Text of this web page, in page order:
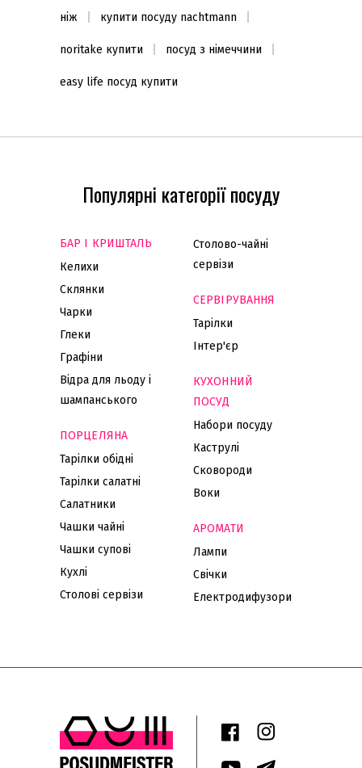
ніж купити посуду nachtmann
noritake купити посуд з німеччини
easy life посуд купити
Популярні категорії посуду
БАР І КРИШТАЛЬ
Келихи
Склянки
Чарки
Глеки
Графіни
Відра для льоду і
шампанського
ПОРЦЕЛЯНА
Тарілки обідні
Тарілки салатні
Салатники
Чашки чайні
Чашки супові
Кухлі
Столові сервізи
Столово-чайні
сервізи
СЕРВІРУВАННЯ
Тарілки
Інтер'єр
КУХОННИЙ
ПОСУД
Набори посуду
Каструлі
Сковороди
Воки
АРОМАТИ
Лампи
Свічки
Електродифузори